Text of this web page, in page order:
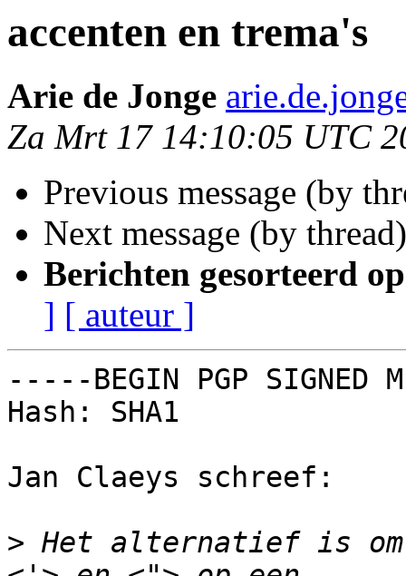
accenten en trema's
Arie de Jonge
Za Mrt 17 14:10:05 UTC
Previous message (by
Next message (by
Berichten gesorteerd
] [ auteur ]
-----BEGIN PGP SIGNED
Hash: SHA1
Jan Claeys schreef:
> Het alternatief is om